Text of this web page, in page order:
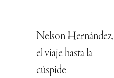
Nelson Hernández,
el viaje hasta la
cúspide